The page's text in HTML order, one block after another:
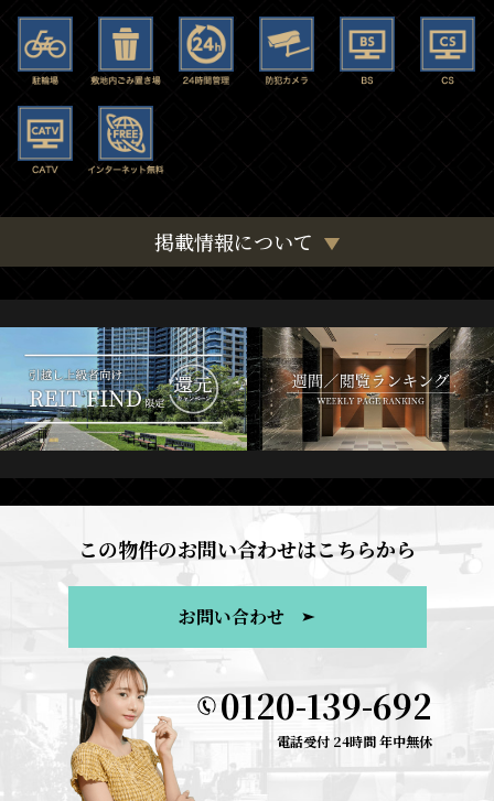
掲載情報について
この物件のお問い合わせはこちらから
お問い合わせ
0120-139-692
電話受付 24時間 年中無休